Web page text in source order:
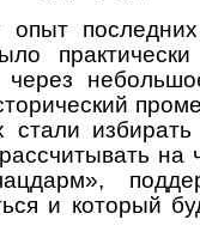
опыт
избирать
на
и который